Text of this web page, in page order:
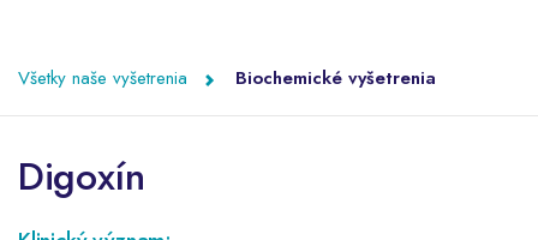
Všetky naše vyšetrenia Biochemické vyšetrenia
Digoxín